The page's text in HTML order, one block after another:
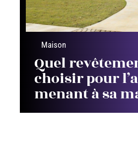
Maison
Quel
choisir pour
menant à sa